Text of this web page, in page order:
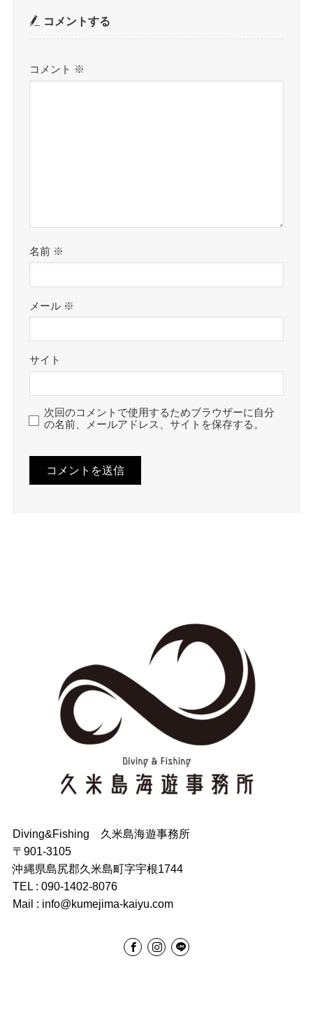
コメントする
コメント ※
名前 ※
メール ※
サイト
次回のコメントで使用するためブラウザーに自分
の名前、メールアドレス、サイトを保存する。
Diving&Fishing 久米島海遊事務所
〒901-3105
沖縄県島尻郡久米島町字宇根1744
TEL : 090-1402-8076
Mail : info@kumejima-kaiyu.com